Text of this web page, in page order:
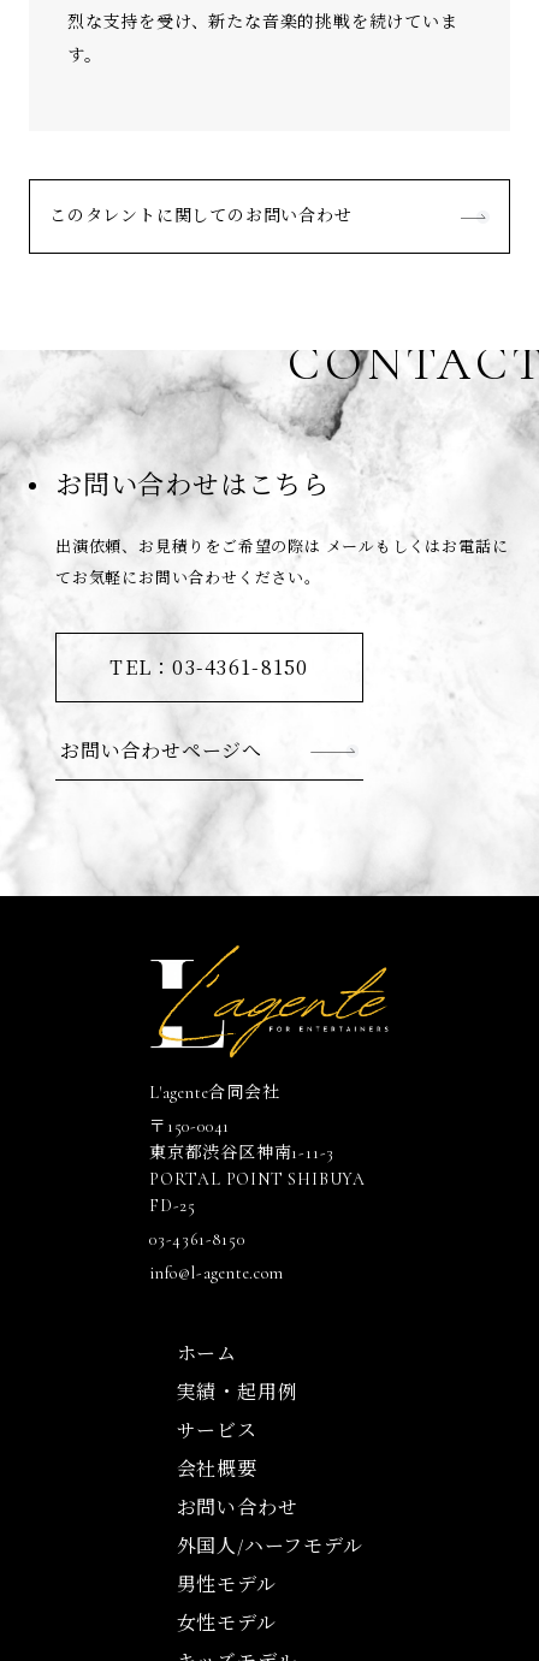
烈な支持を受け、新たな音楽的挑戦を続けていま
す。
このタレントに関してのお問い合わせ
お問い合わせはこちら
出演依頼、お見積りをご希望の際は メールもしくはお電話に
てお気軽にお問い合わせください。
TEL：03-4361-8150
お問い合わせページへ
L'agente合同会社
〒150-0041
東京都渋谷区神南1-11-3
PORTAL POINT SHIBUYA
FD-25
03-4361-8150
info@l-agente.com
ホーム
実績・起用例
サービス
会社概要
お問い合わせ
外国人/ハーフモデル
男性モデル
女性モデル